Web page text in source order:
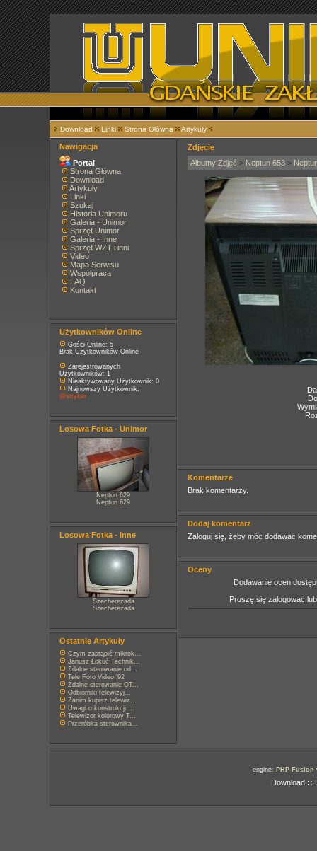
Download Linki Strona Główna Artykuły
Nawigacja
Portal
Strona Główna
Download
Artykuły
Linki
Szukaj
Historia Unimoru
Galeria - Unimor
Sprzęt Unimor
Galeria - Inne
Sprzęt WZT i inni
Video
Mapa Serwisu
Współpraca
FAQ
Kontakt
Użytkowników Online
Gości Online: 5
Brak Użytkowników Online
Zarejestrowanych
Użytkowników: 1
Nieaktywowany Użytkownik: 0
Najnowszy Użytkownik:
@stryker
Losowa Fotka - Unimor
Neptun 629
Neptun 629
Losowa Fotka - Inne
Szecherezada
Szecherezada
Ostatnie Artykuły
Czym zastąpić mikrok...
Janusz Łokuć Technik...
Zdalne sterowanie od...
Tele Foto Video '92
Zdalne sterowanie OT...
Odbiorniki telewizyj...
Zanim kupisz telewiz...
Uwagi o konstrukcji ...
Telewizor kolorowy T...
Przeróbka sterownika...
Zdjęcie
Albumy Zdjęć > Neptun 653 >
Komentarze
Brak komentarzy.
Dodaj komentarz
Zaloguj się, żeby móc dodawać
Oceny
Dodawanie ocen
Proszę się zalogować
engine: PHP-Fusion
Download ::